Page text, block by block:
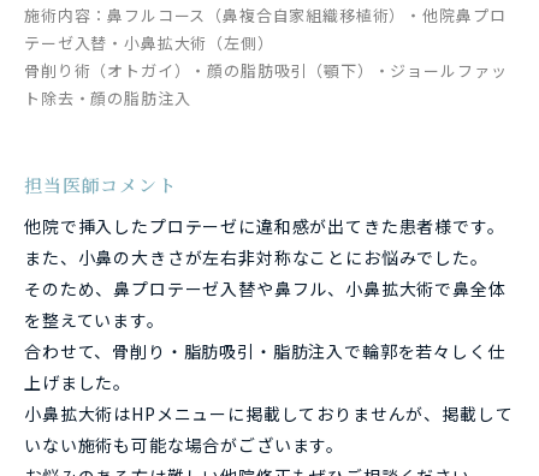
施術内容：鼻フルコース（鼻複合自家組織移植術）・他院鼻プロ
テーゼ入替・小鼻拡大術（左側）
骨削り術（オトガイ）・顔の脂肪吸引（顎下）・ジョールファッ
ト除去・顔の脂肪注入
担当医師コメント
他院で挿入したプロテーゼに違和感が出てきた患者様です。
また、小鼻の大きさが左右非対称なことにお悩みでした。
そのため、鼻プロテーゼ入替や鼻フル、小鼻拡大術で鼻全体
を整えています。
合わせて、骨削り・脂肪吸引・脂肪注入で輪郭を若々しく仕
上げました。
小鼻拡大術はHPメニューに掲載しておりませんが、掲載して
いない施術も可能な場合がございます。